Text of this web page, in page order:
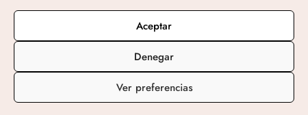
Aceptar
Denegar
Ver preferencias
de
10